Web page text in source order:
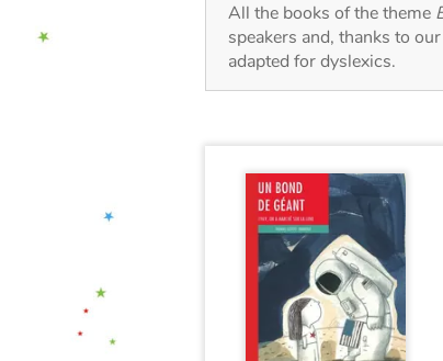
All the books of the theme
speakers and, thanks to
adapted for dyslexics.